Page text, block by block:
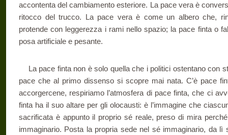
accontenta del cambiamento esteriore. La pace vera è
ritocco del trucco. La pace vera è come un albero che,
protende con leggerezza i rami nello spazio; la pace finta o
posa artificiale e pesante.
La pace finta non è solo quella che i politici ostentano con
pace che al primo dissenso si scopre mai nata. C’è pace
accorgercene, respiriamo l’atmosfera di pace finta, che ci
finta ha il suo altare per gli olocausti: è l’immagine che
sacrificata è appunto il proprio sé reale, preso di mira
immaginario. Posta la propria sede nel sé immaginario, da lì